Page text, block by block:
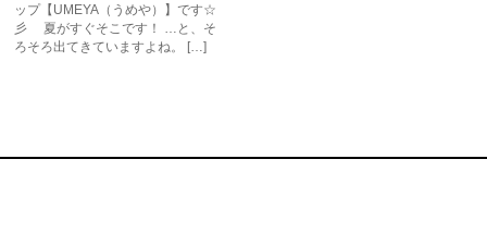
ップ【UMEYA（うめや）】です☆
彡 夏がすぐそこです！ …と、そ
ろそろ出てきていますよね。 […]